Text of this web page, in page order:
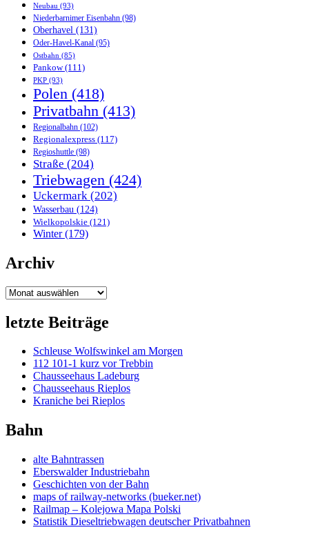
Neubau (93)
Niederbarnimer Eisenbahn (98)
Oberhavel (131)
Oder-Havel-Kanal (95)
Ostbahn (85)
Pankow(111)
PKP (93)
Polen (418)
Privatbahn (413)
Regionalbahn (102)
Regionalexpress (117)
Regioshuttle (98)
Straße (204)
Triebwagen (424)
Uckermark (202)
Wasserbau (124)
Wielkopolskie (121)
Winter(179)
Archiv
Archiv
letzte Beiträge
Schleuse Wolfswinkel am Morgen
112 101-1 kurz vor Trebbin
Chausseehaus Ladeburg
Chausseehaus Rieplos
Kraniche bei Rieplos
Bahn
alte Bahntrassen
Eberswalder Industriebahn
Geschichten von der Bahn
maps of railway-networks (bueker.net)
Railmap – Kolejowa Mapa Polski
Statistik Dieseltriebwagen deutscher Privatbahnen